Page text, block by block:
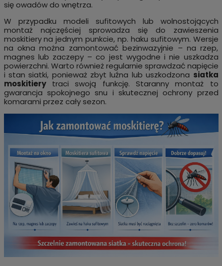
się owadów do wnętrza.
W przypadku modeli sufitowych lub wolnostojących
montaż najczęściej sprowadza się do zawieszenia
moskitiery na jednym punkcie, np. haku sufitowym. Wersje
na okna można zamontować bezinwazyjnie – na rzep,
magnes lub zaczepy – co jest wygodne i nie uszkadza
powierzchni. Warto również regularnie sprawdzać napięcie
i stan siatki, ponieważ zbyt luźna lub uszkodzona siatka
moskitierytraci swoją funkcję. Staranny montaż to
gwarancja spokojnego snu i skutecznej ochrony przed
komarami przez cały sezon.